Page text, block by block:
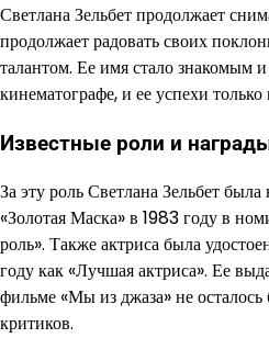
Светлана Зельбет продолжает
продолжает радовать своих
талантом. Ее имя стало знакомым
кинематографе, и ее успехи
Известные роли и
За эту роль Светлана Зельбет
«Золотая Маска» в 1983 году в
роль». Также актриса была
году как «Лучшая актриса». Ее
фильме «Мы из джаза» не осталось
критиков.